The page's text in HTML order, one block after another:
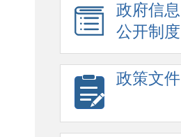
政府信息
公开制度
政策文件